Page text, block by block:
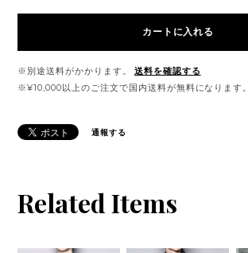
カートに入れる
※別途送料がかかります。
送料を確認する
※¥10,000以上のご注文で国内送料が無料になります。
通報する
Related Items